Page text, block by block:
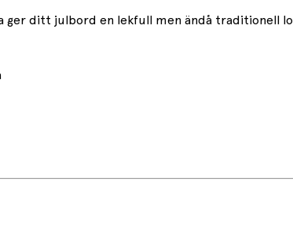
ger ditt julbord en lekfull men ändå traditionell